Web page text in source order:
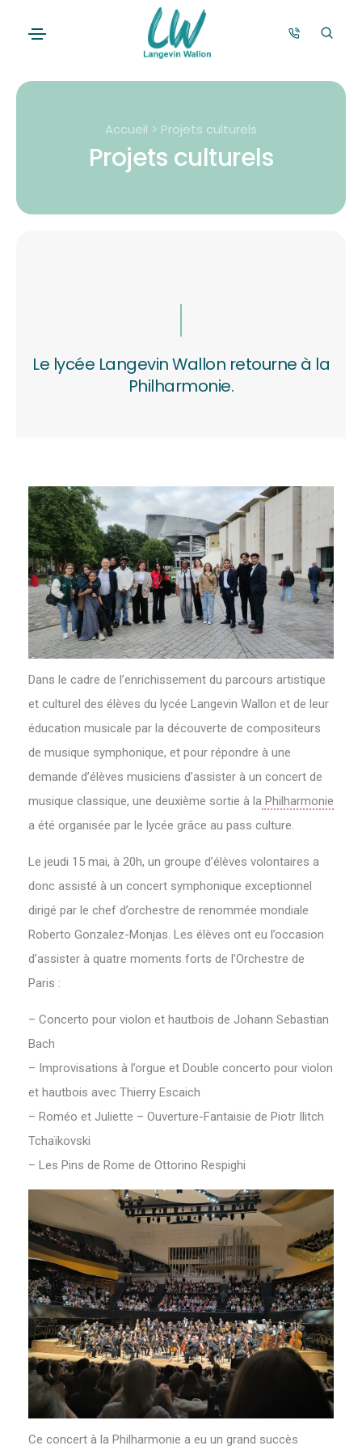
Accueil > Projets culturels
Projets culturels
Le lycée Langevin Wallon retourne à la
Philharmonie.
Dans le cadre de l’enrichissement du parcours artistique
et culturel des élèves du lycée Langevin Wallon et de leur
éducation musicale par la découverte de compositeurs
de musique symphonique, et pour répondre à une
demande d’élèves musiciens d’assister à un concert de
musique classique, une deuxième sortie à la Philharmonie
a été organisée par le lycée grâce au pass culture.
Le jeudi 15 mai, à 20h, un groupe d’élèves volontaires a
donc assisté à un concert symphonique exceptionnel
dirigé par le chef d’orchestre de renommée mondiale
Roberto Gonzalez-Monjas. Les élèves ont eu l’occasion
d’assister à quatre moments forts de l’Orchestre de
Paris :
– Concerto pour violon et hautbois de Johann Sebastian
Bach
– Improvisations à l’orgue et Double concerto pour violon
et hautbois avec Thierry Escaich
– Roméo et Juliette – Ouverture-Fantaisie de Piotr Ilitch
Tchaïkovski
– Les Pins de Rome de Ottorino Respighi
Ce concert à la Philharmonie a eu un grand succès